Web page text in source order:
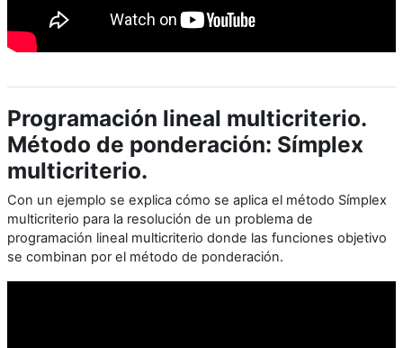
Programación lineal multicriterio.
Método de ponderación: Símplex
multicriterio.
Con un ejemplo se explica cómo se aplica el método Símplex
multicriterio para la resolución de un problema de
programación lineal multicriterio donde las funciones objetivo
se combinan por el método de ponderación.